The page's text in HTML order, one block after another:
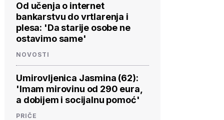
Od učenja o internet
bankarstvu do vrtlarenja i
plesa: 'Da starije osobe ne
ostavimo same'
NOVOSTI
Umirovljenica Jasmina (62):
'Imam mirovinu od 290 eura,
a dobijem i socijalnu pomoć'
PRIČE